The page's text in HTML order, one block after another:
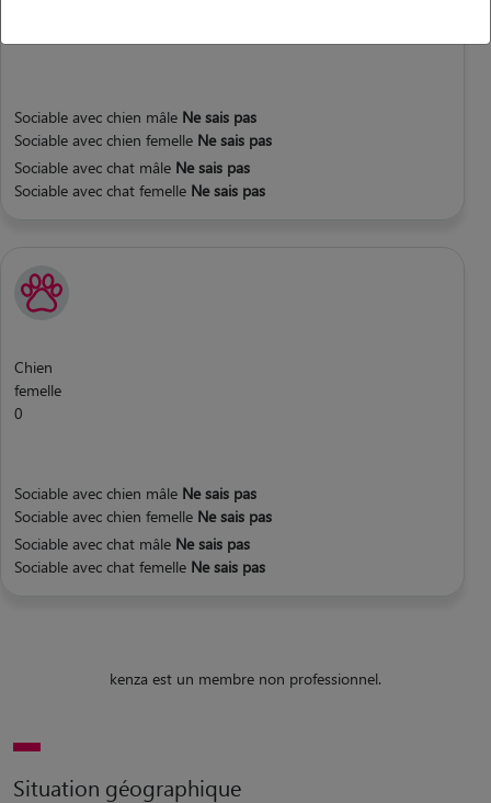
Sociable avec chien mâle Ne sais pas
Sociable avec chien femelle Ne sais pas
Sociable avec chat mâle Ne sais pas
Sociable avec chat femelle Ne sais pas
Chien
femelle
0
Sociable avec chien mâle Ne sais pas
Sociable avec chien femelle Ne sais pas
Sociable avec chat mâle Ne sais pas
Sociable avec chat femelle Ne sais pas
kenza est un membre non professionnel.
Situation géographique